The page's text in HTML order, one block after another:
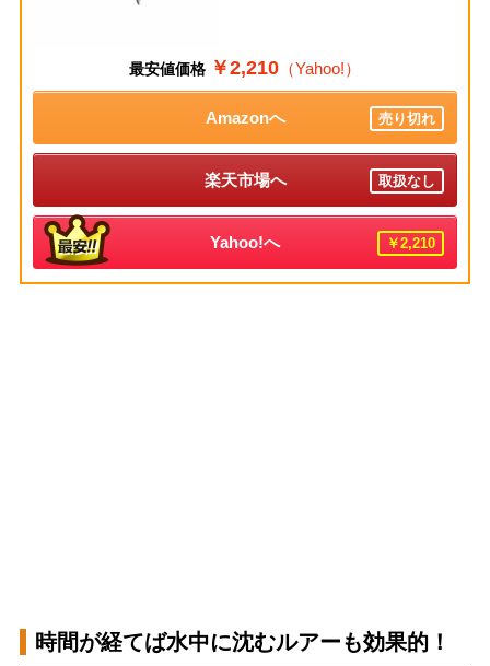
最安値価格 ￥2,210 （Yahoo!）
Amazonへ 売り切れ
楽天市場へ 取扱なし
Yahoo!へ ￥2,210
時間が経てば水中に沈むルアーも効果的！